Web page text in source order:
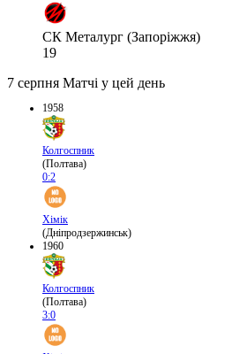
СК Металург (Запоріжжя)
19
7 серпня Матчі у цей день
1958
Колгоспник
(Полтава)
0:2
Хімік
(Дніпродзержинськ)
1960
Колгоспник
(Полтава)
3:0